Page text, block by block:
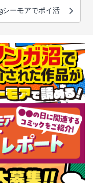
シーモアでポイ活